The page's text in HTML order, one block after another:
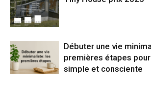
Débuter une vie
premières étapes
simple et consciente